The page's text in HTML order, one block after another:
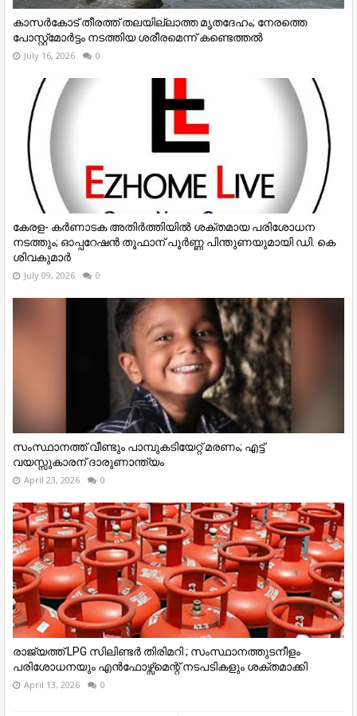
കാസർകോട് തീരത്ത് തലയില്ലാത്ത മൃതദേഹം; നേരത്തെ
പോസ്റ്റ്‌മോർട്ടം നടത്തിയ ശരീരമെന്ന് കണ്ടെത്തൽ
July 16, 2026 0
കേരള- കർണാടക അതിർത്തിയിൽ ശക്തമായ പരിശോധന
നടത്തും; ഓപ്പറേഷൻ തൂഫാന് പൂർണ്ണ പിന്തുണയുമായി ഡി. കെ
ശിവകുമാർ
July 09, 2026 0
സംസ്ഥാനത്ത് വീണ്ടും പാമ്പുകടിയേറ്റ് മരണം; എട്ട്
വയസ്സുകാരന് ദാരുണാന്ത്യം
April 23, 2026 0
രാജ്യത്ത് LPG സിലിണ്ടർ തിരിമറി ; സംസ്ഥാനത്തുടനീളം
പരിശോധനയും എൻഫോഴ്സ്മെന്റ് നടപടികളും ശക്തമാക്കി
April 13, 2026 0